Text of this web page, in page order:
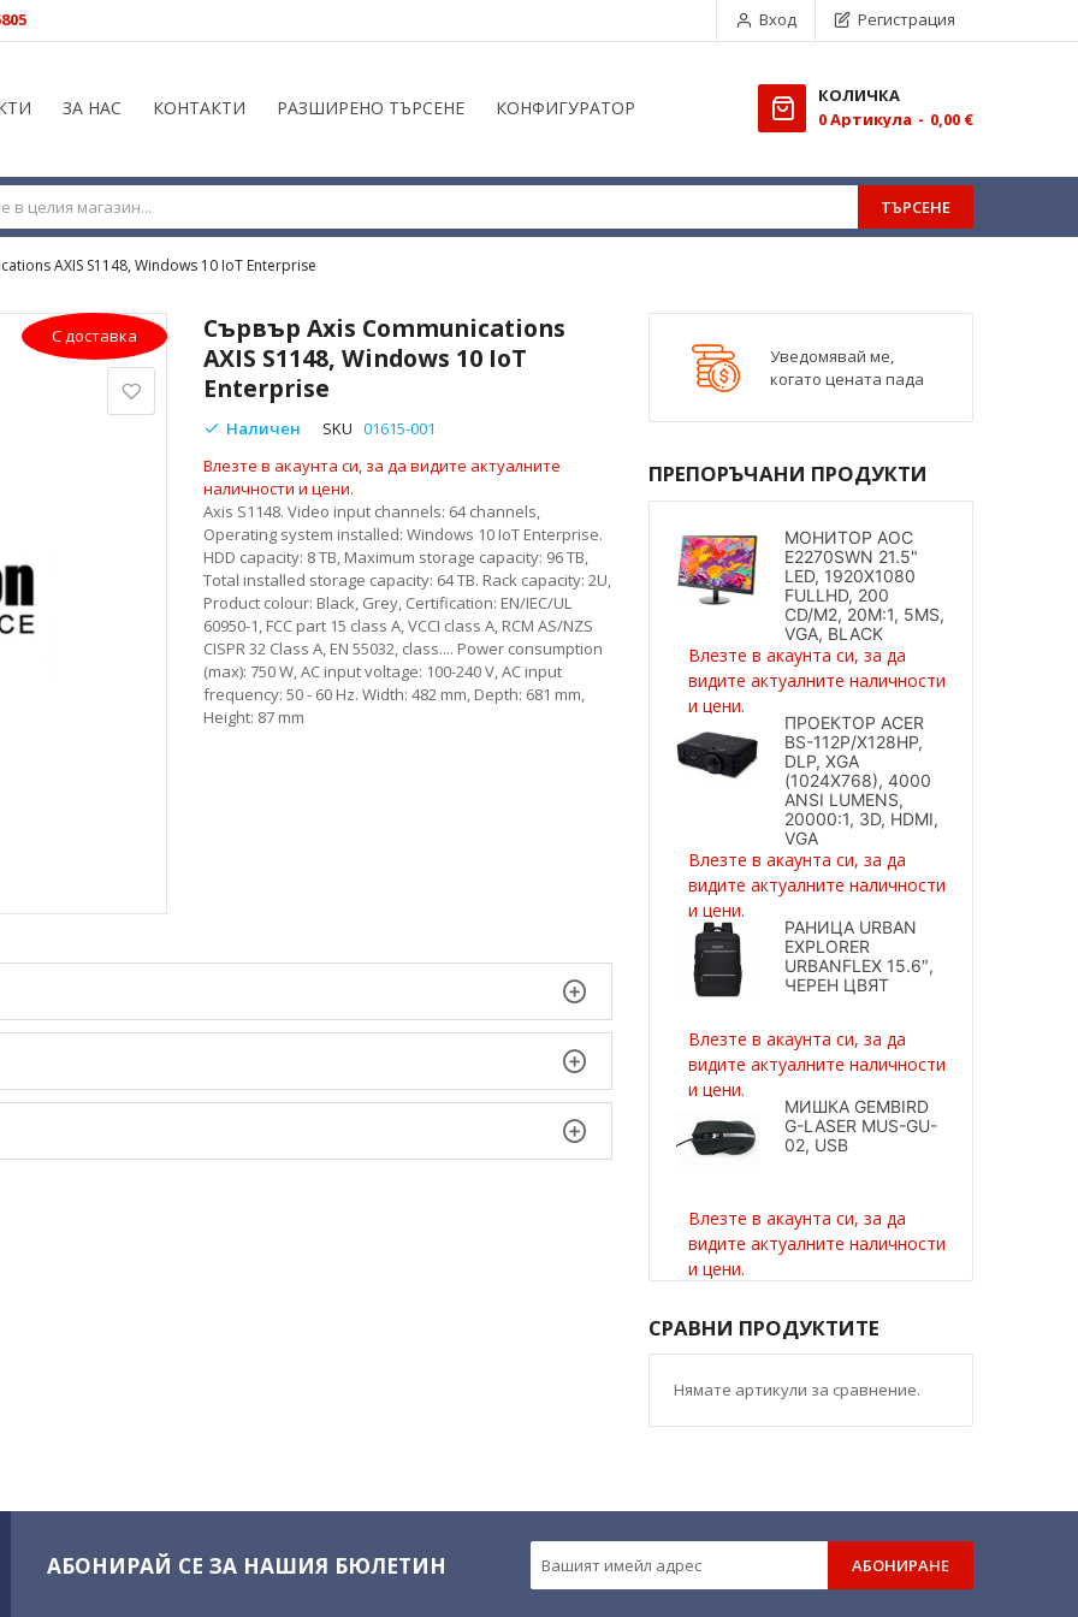
Вход Регистрация
ЗА НАС КОНТАКТИ РАЗШИРЕНО ТЪРСЕНЕ КОНФИГУРАТОР
КОЛИЧКА
0Aртикула 0,00 €
ТЪРСЕНЕ
AXIS S1148, Windows 10 IoT Enterprise
Сървър Axis Communications
AXIS S1148, Windows 10 IoT
Enterprise
Наличен SKU 01615-001
Влезте в акаунта си, за да видите актуалните
наличности и цени.
Axis S1148. Video input channels: 64 channels,
Operating system installed: Windows 10 IoT Enterprise.
HDD capacity: 8 TB, Maximum storage capacity: 96 TB,
Total installed storage capacity: 64 TB. Rack capacity: 2U,
Product colour: Black, Grey, Certification: EN/IEC/UL
60950-1, FCC part 15 class A, VCCI class A, RCM AS/NZS
CISPR 32 Class A, EN 55032, class.... Power consumption
(max): 750 W, AC input voltage: 100-240 V, AC input
frequency: 50 - 60 Hz. Width: 482 mm, Depth: 681 mm,
Height: 87 mm
С доставка
Уведомявай ме,
когато цената пада
ПРЕПОРЪЧАНИ ПРОДУКТИ
МОНИТОР AOC
E2270SWN 21.5"
LED, 1920X1080
FULLHD, 200
CD/M2, 20M:1, 5MS,
VGA, BLACK
Влезте в акаунта си, за да
видите актуалните наличности
и цени.
ПРОЕКТОР ACER
BS-112P/X128HP,
DLP, XGA
(1024X768), 4000
ANSI LUMENS,
20000:1, 3D, HDMI,
VGA
Влезте в акаунта си, за да
видите актуалните наличности
и цени.
РАНИЦА URBAN
EXPLORER
URBANFLEX 15.6″,
ЧЕРЕН ЦВЯТ
Влезте в акаунта си, за да
видите актуалните наличности
и цени.
МИШКА GEMBIRD
G-LASER MUS-GU-
02, USB
Влезте в акаунта си, за да
видите актуалните наличности
и цени.
СРАВНИ ПРОДУКТИТЕ
Нямате артикули за сравнение.
АБОНИРАЙ СЕ ЗА НАШИЯ БЮЛЕТИН АБОНИРАНЕ